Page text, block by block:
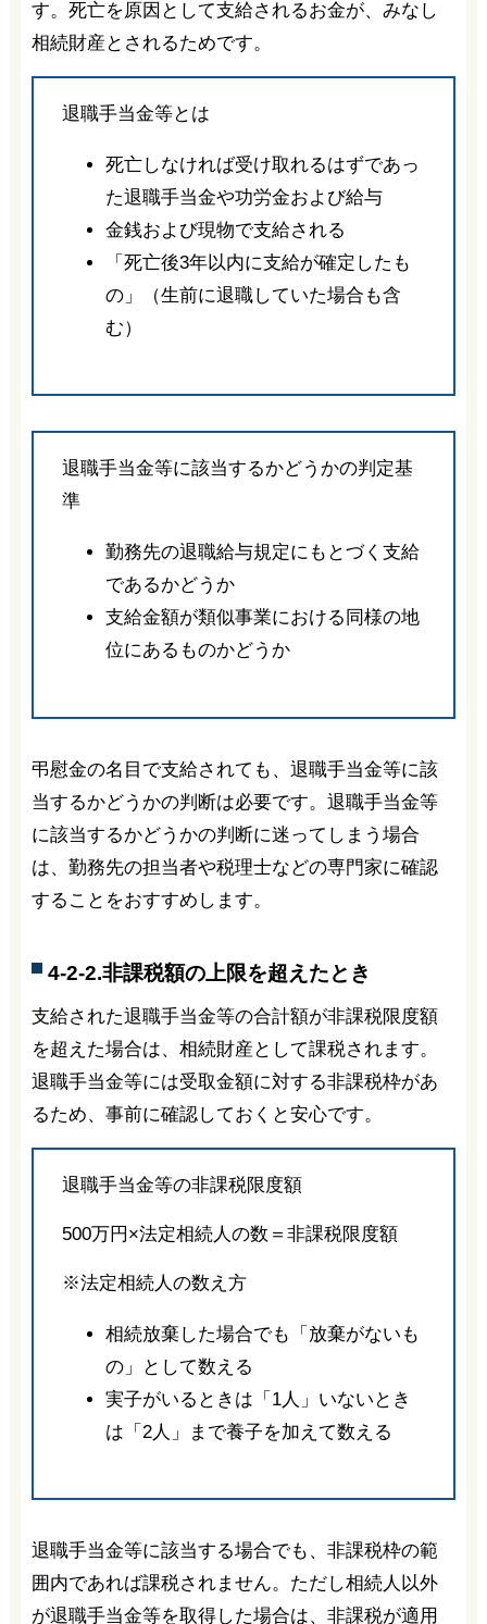
す。死亡を原因として支給されるお金が、みなし
相続財産とされるためです。
退職手当金等とは
死亡しなければ受け取れるはずであっ
た退職手当金や功労金および給与
金銭および現物で支給される
「死亡後3年以内に支給が確定したも
の」（生前に退職していた場合も含
む）
退職手当金等に該当するかどうかの判定基
準
勤務先の退職給与規定にもとづく支給
であるかどうか
支給金額が類似事業における同様の地
位にあるものかどうか
弔慰金の名目で支給されても、退職手当金等に該
当するかどうかの判断は必要です。退職手当金等
に該当するかどうかの判断に迷ってしまう場合
は、勤務先の担当者や税理士などの専門家に確認
することをおすすめします。
4-2-2.非課税額の上限を超えたとき
支給された退職手当金等の合計額が非課税限度額
を超えた場合は、相続財産として課税されます。
退職手当金等には受取金額に対する非課税枠があ
るため、事前に確認しておくと安心です。
退職手当金等の非課税限度額
500万円×法定相続人の数＝非課税限度額
※法定相続人の数え方
相続放棄した場合でも「放棄がないも
の」として数える
実子がいるときは「1人」いないとき
は「2人」まで養子を加えて数える
退職手当金等に該当する場合でも、非課税枠の範
囲内であれば課税されません。ただし相続人以外
が退職手当金等を取得した場合は、非課税が適用